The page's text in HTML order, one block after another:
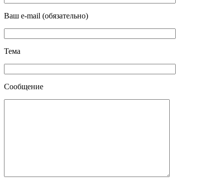
Ваш e-mail (обязательно)
Тема
Сообщение